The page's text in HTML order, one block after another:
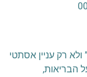
ולא רק עניין אסתטי
הבריאות,